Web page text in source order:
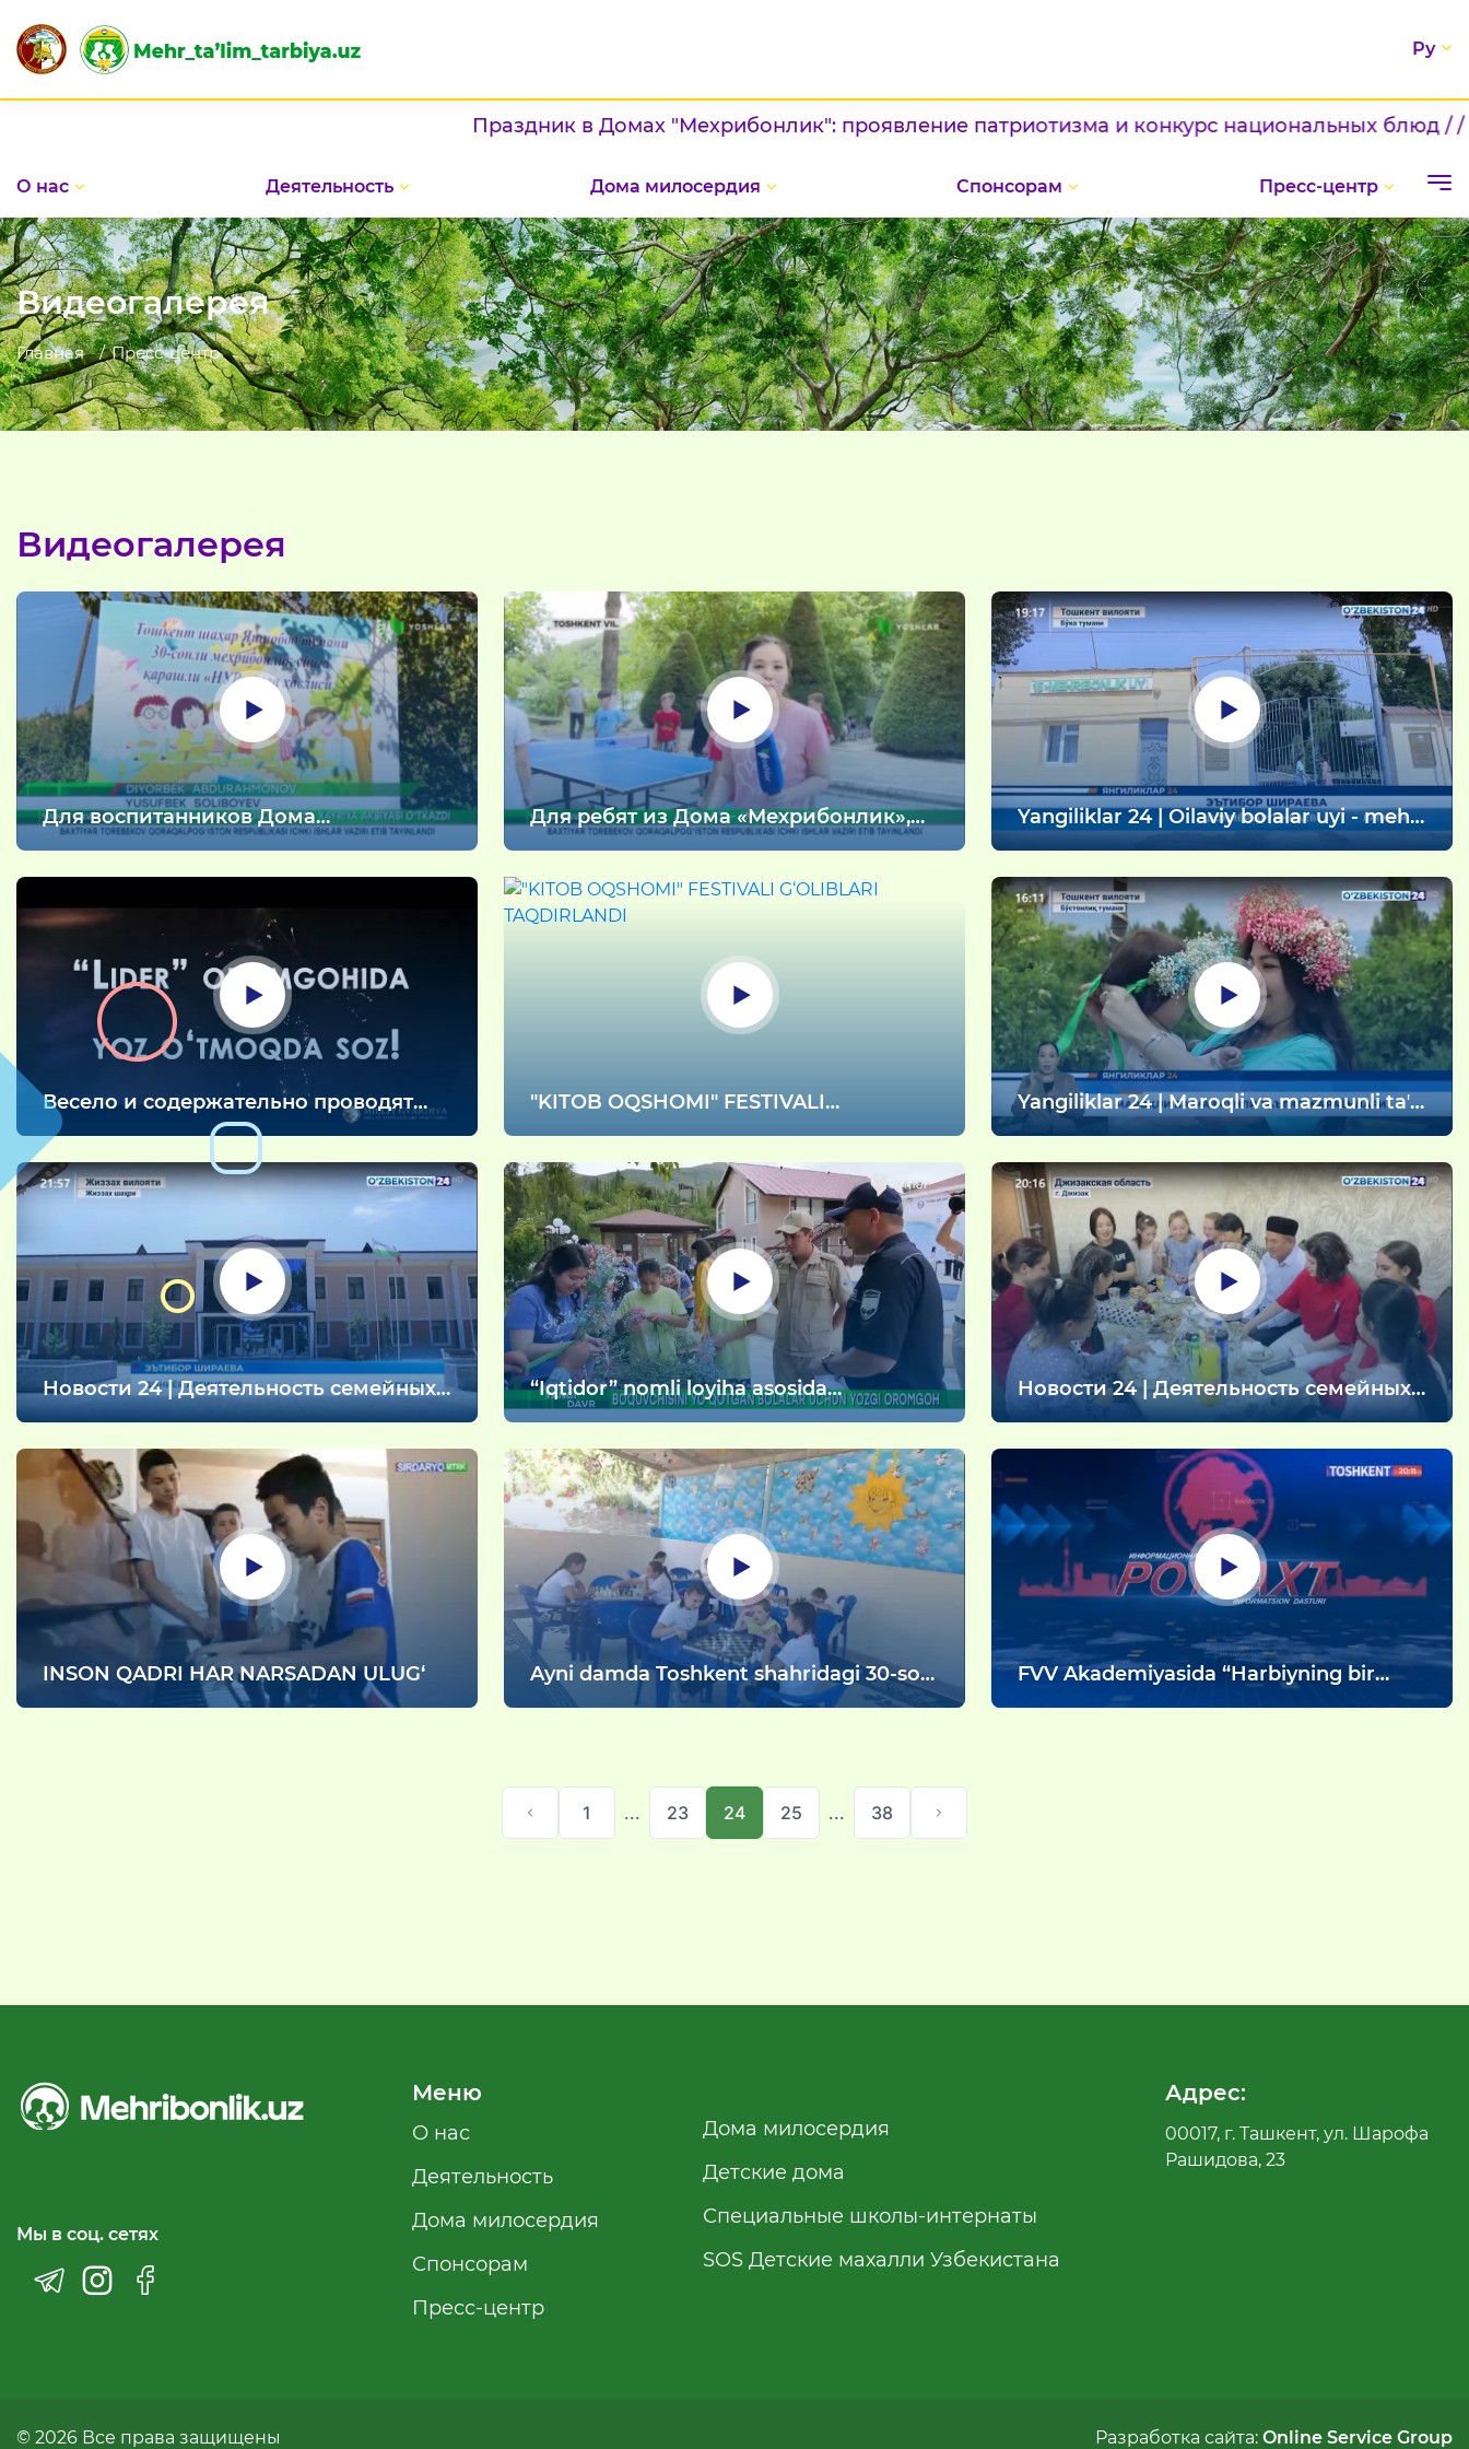
Ру
Праздник в Домах "Мехрибонлик": проявление патриотизма и конкурс национальных блюд / / Шаг к
О нас Деятельность Дома милосердия Спонсорам Пресс-центр
Видеогалерея
Главная Пресс-центр
Видеогалерея
Для воспитанников Дома
«Мехрибонлик» компания
Для ребят из Дома «Мехрибонлик»,
отдыхающих в детском
Национальной гвардии по
Ташкентской области организовало
красочное мероприятие
Yangiliklar 24 | Oilaviy bolalar uyi - mehr
va tarbiya maskani
Весело и содержательно проводят
летние каникулы воспитанники
столичного дома Меҳрибонлик № 21 в
летнем оздоровительном лагере
«Лидер» Паркентского района
"KITOB OQSHOMI" FESTIVALI
Yangiliklar 24 | Maroqli va mazmunli taʼtil
jarayonlari
Новости 24 | Деятельность семейных
детских домов в Джизаке
“Iqtidor” nomli loyiha asosida
Mehribonlik uylari, bolalar shaharchalari,
uchun yozgi oromgoh tashkil etildi
Новости 24 | Деятельность семейных
детских домов в Джизаке
INSON QADRI HAR NARSADAN ULUG‘
Ayni damda Toshkent shahridagi 30-sonli
Mehribonlik uyi tarbiyalanuvchilari yozgi
FVV Akademiyasida “Harbiyning bir
kuni” shiori ostida o‘tkazilgan maʼnaviy-
1 ... 23 24 25 ... 38
Мы в соц. сетях
Меню
О нас
Деятельность
Дома милосердия
Спонсорам
Пресс-центр
Дома милосердия
Детские дома
Специальные школы-интернаты
SOS Детские махалли Узбекистана
Адрес:
00017, г. Ташкент, ул. Шарофа
Рашидова, 23
© 2026 Все права защищены Разработка сайта: Online Service Group